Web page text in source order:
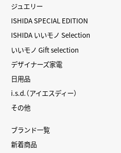
ジュエリー
ISHIDA SPECIAL EDITION
ISHIDA いいモノ Selection
いいモノ Gift selection
デザイナーズ家電
日用品
i.s.d.（アイエスディー）
その他
ブランド一覧
新着商品